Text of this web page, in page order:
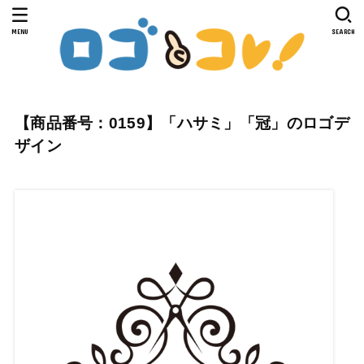
SEARCH
MENU
【商品番号：0159】「ハサミ」「冠」のロゴデ
ザイン